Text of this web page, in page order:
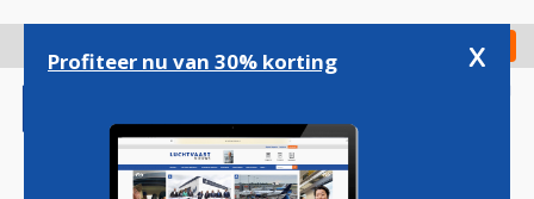
gaan
Check in
Profiteer nu van 30% korting x